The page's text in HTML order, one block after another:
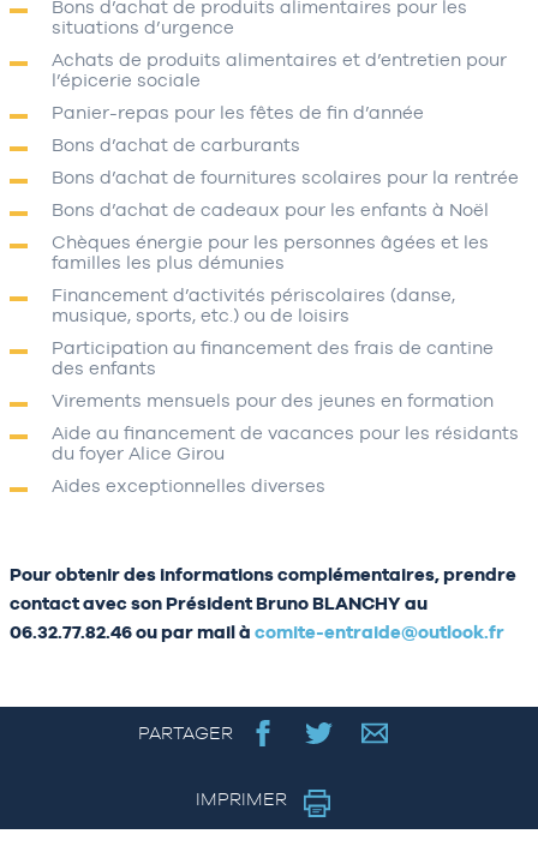
Bons d’achat de produits alimentaires pour les
situations d’urgence
Achats de produits alimentaires et d’entretien pour
l’épicerie sociale
Panier-repas pour les fêtes de fin d’année
Bons d’achat de carburants
Bons d’achat de fournitures scolaires pour la rentrée
Bons d’achat de cadeaux pour les enfants à Noël
Chèques énergie pour les personnes âgées et les
familles les plus démunies
Financement d’activités périscolaires (danse,
musique, sports, etc.) ou de loisirs
Participation au financement des frais de cantine
des enfants
Virements mensuels pour des jeunes en formation
Aide au financement de vacances pour les résidants
du foyer Alice Girou
Aides exceptionnelles diverses
Pour obtenir des informations complémentaires, prendre
contact avec son Président Bruno BLANCHY au
06.32.77.82.46 ou par mail à comite-entraide@outlook.fr
PARTAGER
IMPRIMER